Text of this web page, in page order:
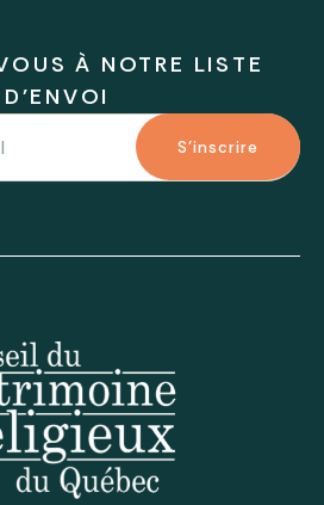
À NOTRE LISTE
D'ENVOI
S'inscrire